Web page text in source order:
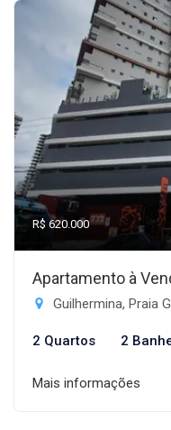
R$ 620.000
Apartamento à
Guilhermina, Praia
2 Quartos 2
Mais informações